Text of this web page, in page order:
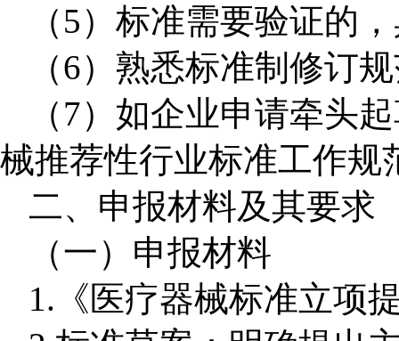
（5）标准需要验证的
（6）熟悉标准制修订
（7）如企业申请牵头
械推荐性行业标准工作规
二、申报材料及其要求
（一）申报材料
1. 《医疗器械标准立项